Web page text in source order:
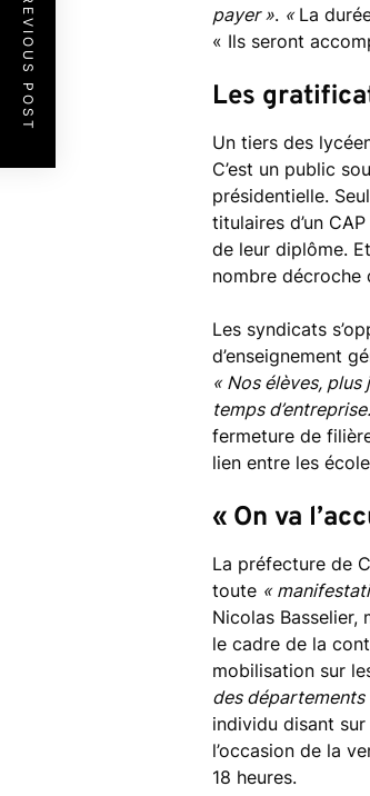
payer ». « La
« Ils seront
Les
Un tiers des
C’est un public
présidentielle.
titulaires d’un
de leur diplôme.
nombre décroche
Les syndicats
d’enseignement
« Nos élèves, plus
temps
fermeture de
lien entre les
« On va
La préfecture de
toute «
Nicolas
le cadre de la
mobilisation sur
des départements
individu disant
l’occasion de la
18 heures.
PREVIOUS POST